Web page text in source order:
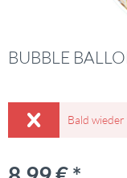
BUBBLE
Bald